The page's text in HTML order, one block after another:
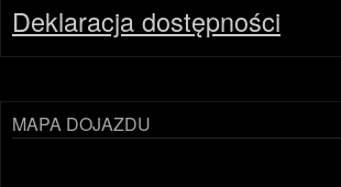
Deklaracja dostępności
MAPA DOJAZDU